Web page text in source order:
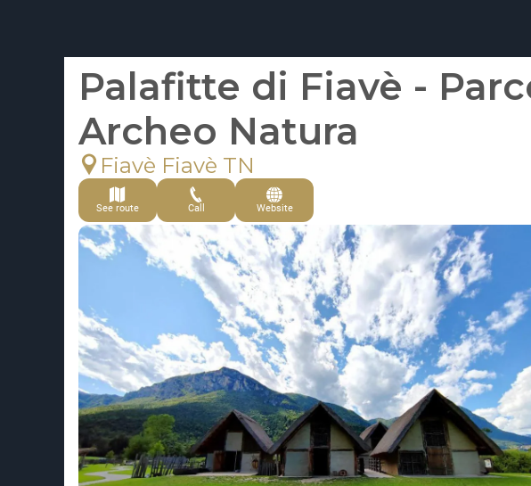
Palafitte di Fiavè -
Archeo Natura
Fiavè Fiavè TN
See route Call Website